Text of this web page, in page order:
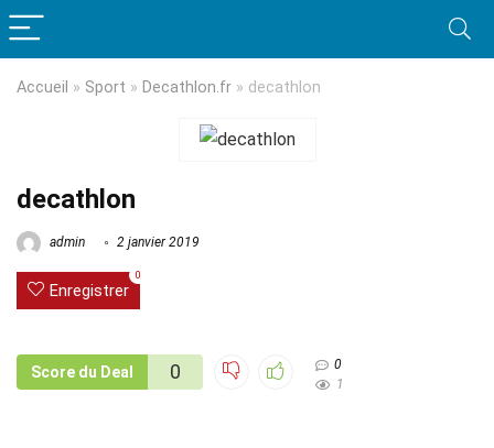
Accueil » Sport » Decathlon.fr » decathlon
decathlon
admin 2 janvier 2019
Enregistrer
0
Score du Deal 0
0
1